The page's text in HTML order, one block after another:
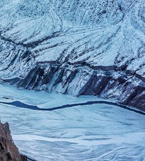
普 健康 乐龄 阅读 艺术
康 颜选攻略 海洋 时尚 天气